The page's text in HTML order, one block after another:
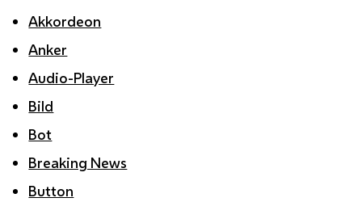
Akkordeon
Anker
Audio-Player
Bild
Bot
Breaking News
Button